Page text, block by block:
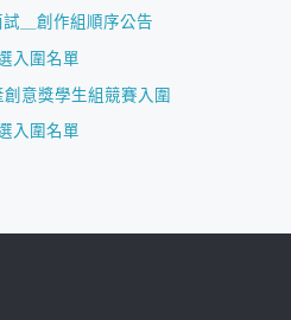
＿創作組順序公告
入圍名單
創意獎學生組競賽入圍
入圍名單